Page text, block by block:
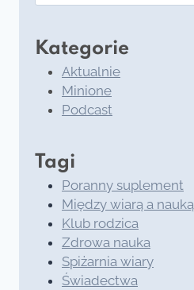
Kategorie
Aktualnie
Minione
Podcast
Tagi
Poranny suplement
Między wiarą a nauką
Klub rodzica
Zdrowa nauka
Spiżarnia wiary
Świadectwa